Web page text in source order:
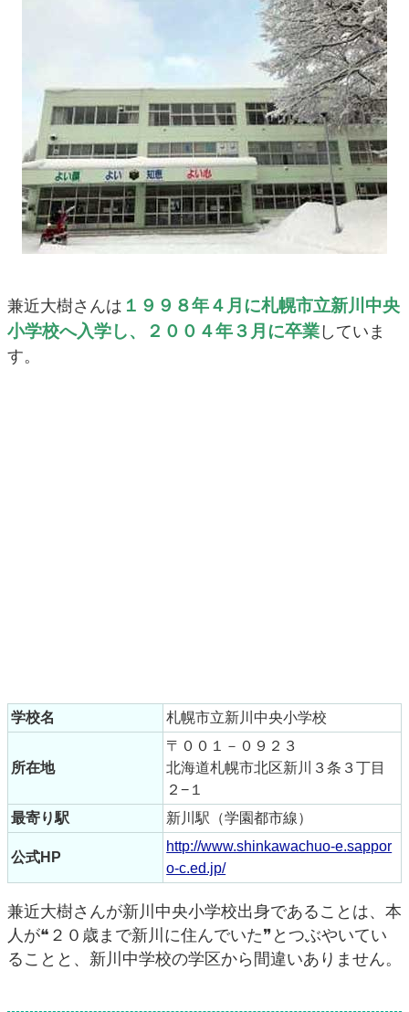
兼近大樹さんは １９９８年４月に札幌市立新川中央
小学校へ入学し、２００４年３月に卒業 していま
す。
学校名 札幌市立新川中央小学校
所在地
〒００１－０９２３
北海道札幌市北区新川３条３丁目
２−１
最寄り駅
新川駅（学園都市線）
公式HP
http://www.shinkawachuo-e.sappor
o-c.ed.jp/
兼近大樹さんが新川中央小学校出身であることは、本
人が❝２０歳まで新川に住んでいた❞とつぶやいてい
ることと、新川中学校の学区から間違いありません。